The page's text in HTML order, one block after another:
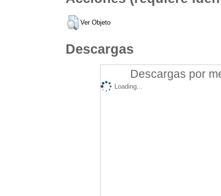
Ver Objeto
Descargas
Descargas por
Loading...